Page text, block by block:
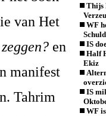
van Het
en
manifest
Tahrim
Thijs
WF
IS
Half
Ekiz
IS
WF